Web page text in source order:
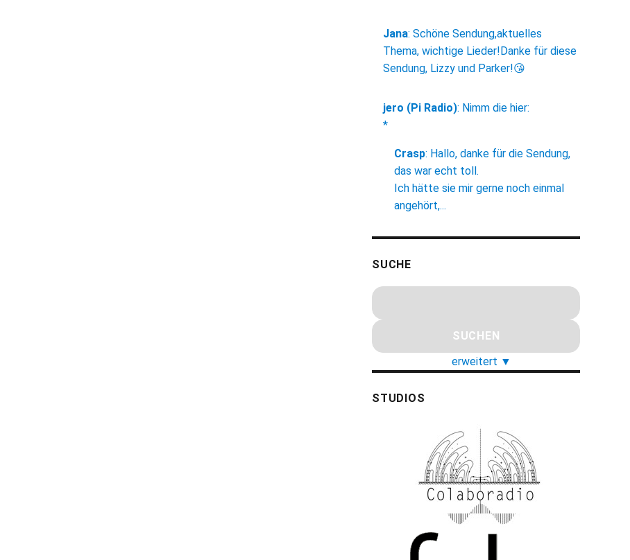
Jana: Schöne Sendung,aktuelles
Thema, wichtige Lieder!Danke für diese
Sendung, Lizzy und Parker!😘
jero (Pi Radio): Nimm die hier:
*
Crasp: Hallo, danke für die Sendung,
das war echt toll.
Ich hätte sie mir gerne noch einmal
angehört,...
SUCHE
erweitert ▼
STUDIOS